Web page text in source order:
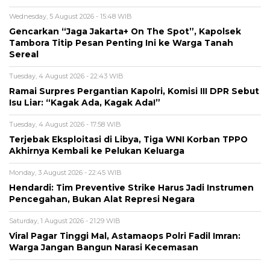
Wednesday, 5 August 2026 - 15:48 WIB
Gencarkan “Jaga Jakarta+ On The Spot”, Kapolsek
Tambora Titip Pesan Penting Ini ke Warga Tanah
Sereal
Tuesday, 4 August 2026 - 22:43 WIB
Ramai Surpres Pergantian Kapolri, Komisi III DPR Sebut
Isu Liar: “Kagak Ada, Kagak Ada!”
Tuesday, 4 August 2026 - 17:58 WIB
Terjebak Eksploitasi di Libya, Tiga WNI Korban TPPO
Akhirnya Kembali ke Pelukan Keluarga
Monday, 3 August 2026 - 22:45 WIB
Hendardi: Tim Preventive Strike Harus Jadi Instrumen
Pencegahan, Bukan Alat Represi Negara
Saturday, 1 August 2026 - 21:29 WIB
Viral Pagar Tinggi Mal, Astamaops Polri Fadil Imran:
Warga Jangan Bangun Narasi Kecemasan